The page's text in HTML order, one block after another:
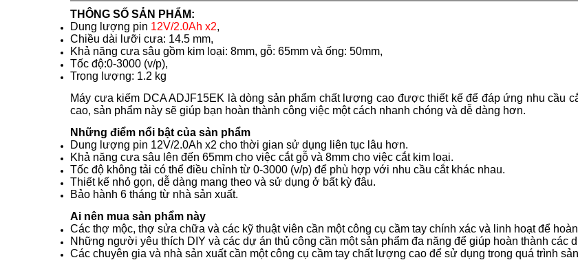
THÔNG SỐ SẢN PHẨM:
Dung lượng pin 12V/2.0Ah x2,
Chiều dài lưỡi cưa: 14.5 mm,
Khả năng cưa sâu gồm kim loại: 8mm, gỗ: 65mm và ống: 50mm,
Tốc độ:0-3000 (v/p),
Trọng lượng: 1.2 kg
Máy cưa kiếm DCA ADJF15EK là dòng sản phẩm chất lượng cao được thiết kế để đáp ứng nhu cầu
cao, sản phẩm này sẽ giúp bạn hoàn thành công việc một cách nhanh chóng và dễ dàng hơn.
Những điểm nổi bật của sản phẩm
Dung lượng pin 12V/2.0Ah x2 cho thời gian sử dụng liên tục lâu hơn.
Khả năng cưa sâu lên đến 65mm cho việc cắt gỗ và 8mm cho việc cắt kim loại.
Tốc độ không tải có thể điều chỉnh từ 0-3000 (v/p) để phù hợp với nhu cầu cắt khác nhau.
Thiết kế nhỏ gọn, dễ dàng mang theo và sử dụng ở bất kỳ đâu.
Bảo hành 6 tháng từ nhà sản xuất.
Ai nên mua sản phẩm này
Các thợ mộc, thợ sửa chữa và các kỹ thuật viên cần một công cụ cầm tay chính xác và linh hoạt để
Những người yêu thích DIY và các dự án thủ công cần một sản phẩm đa năng để giúp hoàn thành các
Các chuyên gia và nhà sản xuất cần một công cụ cầm tay chất lượng cao để sử dụng trong quá trình